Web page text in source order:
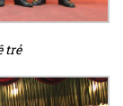
trẻ